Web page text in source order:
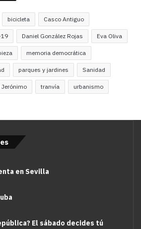
bicicleta Casco Antiguo
19 Daniel González Rojas Eva Oliva
memoria democrática
parques y jardines Sanidad
Jerónimo tranvía urbanismo
en Sevilla
El sábado decides tú